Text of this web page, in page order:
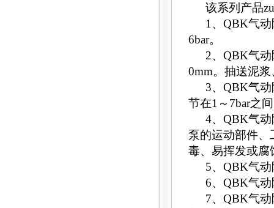
该系列产品
1 、 QBK气
6bar。
2、 QBK气
0mm。抽送泥
3、 QBK气
节在1 ～ 7bar之间
4、 QBK气
泵的运动部件
毒、易挥发或腐
5、 QBK气
6、 QBK气
7、 QBK气